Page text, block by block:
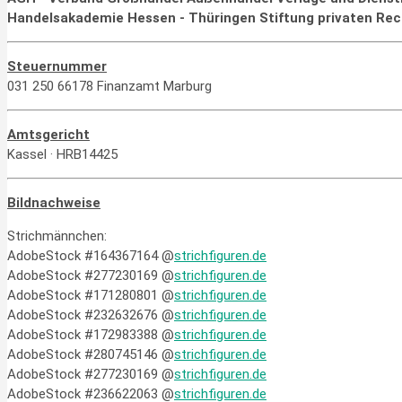
Handelsakademie Hessen - Thüringen Stiftung privaten
Steuernummer
031 250 66178 Finanzamt Marburg
Amtsgericht
Kassel · HRB14425
Bildnachweise
Strichmännchen:
AdobeStock #164367164 @strichfiguren.de
AdobeStock #277230169 @strichfiguren.de
AdobeStock #171280801 @strichfiguren.de
AdobeStock #232632676 @strichfiguren.de
AdobeStock #172983388 @strichfiguren.de
AdobeStock #280745146 @strichfiguren.de
AdobeStock #277230169 @strichfiguren.de
AdobeStock #236622063 @strichfiguren.de